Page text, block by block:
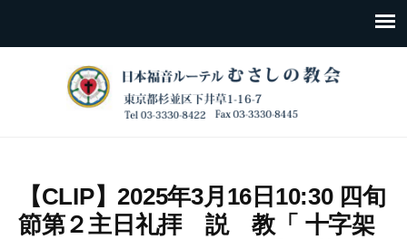
【CLIP】2025年3月16日10:30 四旬
節第２主日礼拝 説 教「 十字架